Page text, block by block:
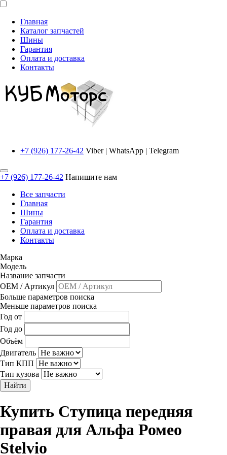
Главная
Каталог запчастей
Шины
Гарантия
Оплата и доставка
Контакты
+7 (926) 177-26-42 Viber | WhatsApp | Telegram
+7 (926) 177-26-42 Напишите нам
Все запчасти
Главная
Шины
Гарантия
Оплата и доставка
Контакты
Марка
Модель
Название запчасти
OEM / Артикул
Больше параметров поиска
Меньше параметров поиска
Год от
Год до
Объём
Двигатель
Тип КПП
Тип кузова
Найти
Купить Ступица передняя
правая для Альфа Ромео
Stelvio